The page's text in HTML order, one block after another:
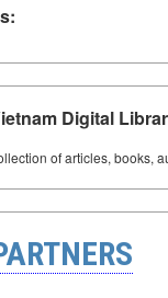
Digital
of articles, books,